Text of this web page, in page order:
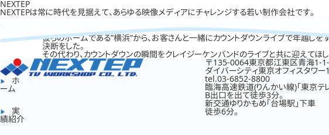
NEXTEP
NEXTEPは常に時代を見据えて、あらゆる映像メディアにチャレンジする若い制作会社です。
彼らのホームである”横浜”から、お客さんと一緒にカウントダウンライブで年越
決断をした。
その代わり、カウントダウンの瞬間をクレイジーケンバンドのライブと共に迎えて
ホ
ーム
実
績紹介
〒135-0064東京都江東区青海1-
ダイバーシティ東京オフィスタワ
tel.03-6852-8800
臨海高速鉄道(りんかい線)「東京テ
B出口を出て徒歩3分。
新交通ゆりかもめ「台場駅」下車
徒歩6分。